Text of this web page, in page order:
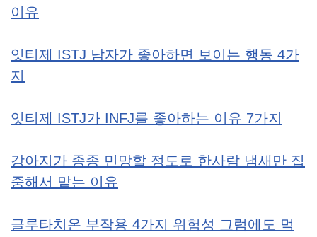
이유
잇티제 ISTJ 남자가 좋아하면 보이는 행동 4가
지
잇티제 ISTJ가 INFJ를 좋아하는 이유 7가지
강아지가 종종 민망할 정도로 한사람 냄새만 집
중해서 맡는 이유
글루타치온 부작용 4가지 위험성 그럼에도 먹